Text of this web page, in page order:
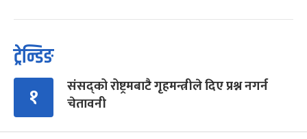
ट्रेन्डिङ
१
संसद्को रोष्ट्रमबाटै गृहमन्त्रीले दिए प्रश्न नगर्न
चेतावनी